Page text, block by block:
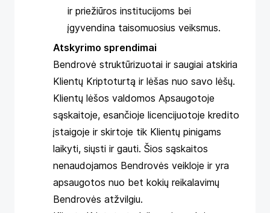
ir priežiūros institucijoms bei
įgyvendina taisomuosius veiksmus.
Atskyrimo sprendimai
Bendrovė struktūrizuotai ir saugiai atskiria
Klientų Kriptoturtą ir lėšas nuo savo lėšų.
Klientų lėšos valdomos Apsaugotoje
sąskaitoje, esančioje licencijuotoje kredito
įstaigoje ir skirtoje tik Klientų pinigams
laikyti, siųsti ir gauti. Šios sąskaitos
nenaudojamos Bendrovės veikloje ir yra
apsaugotos nuo bet kokių reikalavimų
Bendrovės atžvilgiu.